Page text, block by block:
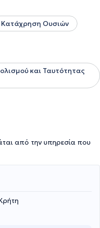
επίπεδο, ενώ
ΜΚΟ και δράσεις
Κοινωνικό Παντοπωλείο
το ιδιωτικό της γραφείο
και διαδικτυακές
προσαρμοσμένο στις
και διαπνεόμενο από
και
ποικίλες ομάδες πάνω σε
με άλλους ειδικούς
Κατάχρηση Ουσιών
και Ταυτότητας
από την υπηρεσία που